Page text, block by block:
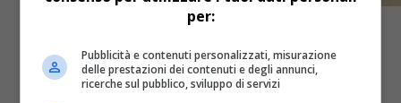
Attualità1 anno fa
per:
Pubblicità e contenuti personalizzati, misurazione
delle prestazioni dei contenuti e degli annunci,
ricerche sul pubblico, sviluppo di servizi